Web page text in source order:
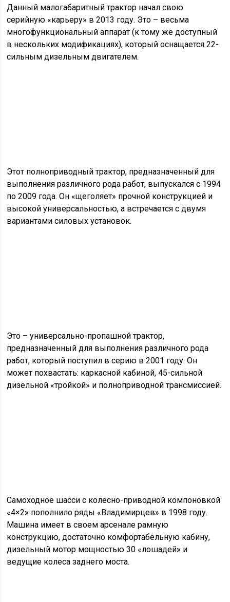
Данный малогабаритный трактор начал свою
серийную «карьеру» в 2013 году. Это – весьма
многофункциональный аппарат (к тому же доступный
в нескольких модификациях), который оснащается 22-
сильным дизельным двигателем.
Этот полноприводный трактор, предназначенный для
выполнения различного рода работ, выпускался с 1994
по 2009 года. Он «щеголяет» прочной конструкцией и
высокой универсальностью, а встречается с двумя
вариантами силовых установок.
Это – универсально-пропашной трактор,
предназначенный для выполнения различного рода
работ, который поступил в серию в 2001 году. Он
может похвастать: каркасной кабиной, 45-сильной
дизельной «тройкой» и полноприводной трансмиссией.
Самоходное шасси с колесно-приводной компоновкой
«4×2» пополнило ряды «Владимирцев» в 1998 году.
Машина имеет в своем арсенале рамную
конструкцию, достаточно комфортабельную кабину,
дизельный мотор мощностью 30 «лошадей» и
ведущие колеса заднего моста.